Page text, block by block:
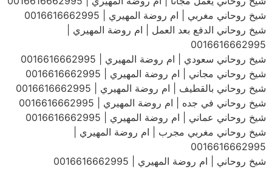
شيخ روحاني مغربي | ام روضة المهيري | 0016616662995
شيخ روحاني الدفع بعد العمل | ام روضة المهيري |
0016616662995
شيخ روحاني سعودي | ام روضة المهيري | 0016616662995
شيخ روحاني مجاني | ام روضة المهيري | 0016616662995
شيخ روحاني بالقطيف | ام روضة المهيري | 0016616662995
شيخ روحاني في جده | ام روضة المهيري | 0016616662995
شيخ روحاني عماني | ام روضة المهيري | 0016616662995
شيخ روحاني مغربي مجرب | ام روضة المهيري |
0016616662995
شيخ روحاني | ام روضة المهيري | 0016616662995